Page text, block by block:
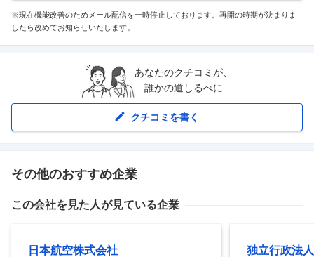
※現在機能改善のためメール配信を一時停止しております。再開の時期が決まりま
したら改めてお知らせいたします。
あなたのクチコミが、
誰かの道しるべに
クチコミを書く
その他のおすすめ企業
この会社を見た人が見ている企業
日本航空株式会社 独立行政法